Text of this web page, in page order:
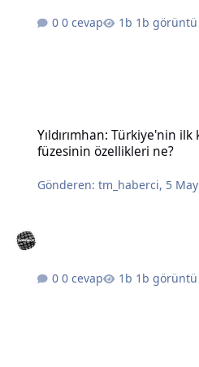
0 cevap 1b görüntü
Yıldırımhan: Türkiye'nin ilk
füzesinin özellikleri ne?
Gönderen:tm_haberci, 5
0 cevap 1b görüntü